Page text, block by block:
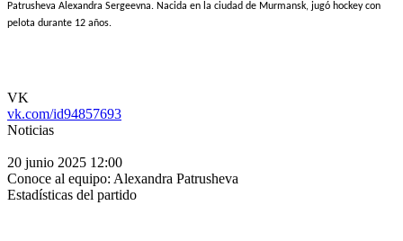
Patrusheva Alexandra Sergeevna. Nacida en la ciudad de Murmansk, jugó hockey con
pelota durante 12 años.
VK
vk.com/id94857693
Noticias
20 junio 2025 12:00
Conoce al equipo: Alexandra Patrusheva
Estadísticas del partido